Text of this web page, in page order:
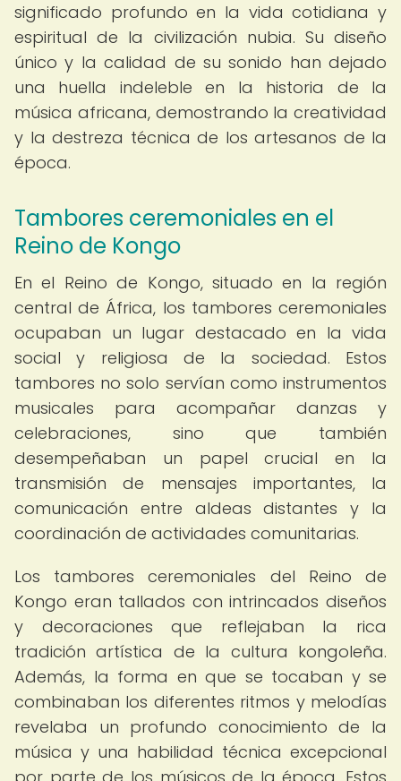
significado profundo en la vida cotidiana y
espiritual de la civilización nubia. Su diseño
único y la calidad de su sonido han dejado
una huella indeleble en la historia de la
música africana, demostrando la creatividad
y la destreza técnica de los artesanos de la
época.
Tambores ceremoniales en el
Reino de Kongo
En el Reino de Kongo, situado en la región
central de África, los tambores ceremoniales
ocupaban un lugar destacado en la vida
social y religiosa de la sociedad. Estos
tambores no solo servían como instrumentos
musicales para acompañar danzas y
celebraciones, sino que también
desempeñaban un papel crucial en la
transmisión de mensajes importantes, la
comunicación entre aldeas distantes y la
coordinación de actividades comunitarias.
Los tambores ceremoniales del Reino de
Kongo eran tallados con intrincados diseños
y decoraciones que reflejaban la rica
tradición artística de la cultura kongoleña.
Además, la forma en que se tocaban y se
combinaban los diferentes ritmos y melodías
revelaba un profundo conocimiento de la
música y una habilidad técnica excepcional